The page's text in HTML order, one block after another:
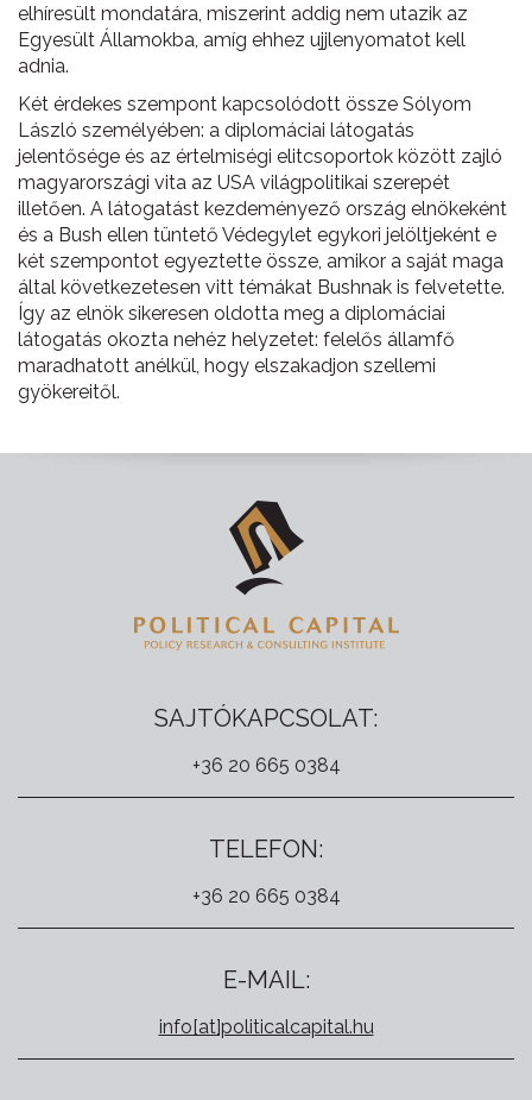
elhíresült mondatára, miszerint addig nem utazik az
Egyesült Államokba, amíg ehhez ujjlenyomatot kell
adnia.
Két érdekes szempont kapcsolódott össze Sólyom
László személyében: a diplomáciai látogatás
jelentősége és az értelmiségi elitcsoportok között zajló
magyarországi vita az USA világpolitikai szerepét
illetően. A látogatást kezdeményező ország elnökeként
és a Bush ellen tüntető Védegylet egykori jelöltjeként e
két szempontot egyeztette össze, amikor a saját maga
által következetesen vitt témákat Bushnak is felvetette.
Így az elnök sikeresen oldotta meg a diplomáciai
látogatás okozta nehéz helyzetet: felelős államfő
maradhatott anélkül, hogy elszakadjon szellemi
gyökereitől.
SAJTÓKAPCSOLAT:
+36 20 665 0384
TELEFON:
+36 20 665 0384
E-MAIL:
info[at]politicalcapital.hu